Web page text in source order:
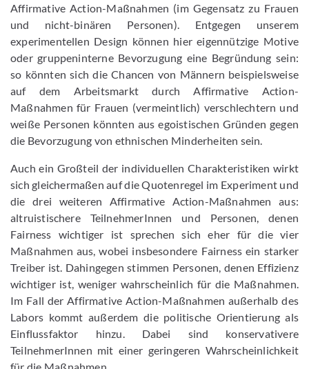
Affirmative Action-Maßnahmen (im Gegensatz zu Frauen
und nicht-binären Personen). Entgegen unserem
experimentellen Design können hier eigennützige Motive
oder gruppeninterne Bevorzugung eine Begründung sein:
so könnten sich die Chancen von Männern beispielsweise
auf dem Arbeitsmarkt durch Affirmative Action-
Maßnahmen für Frauen (vermeintlich) verschlechtern und
weiße Personen könnten aus egoistischen Gründen gegen
die Bevorzugung von ethnischen Minderheiten sein.
Auch ein Großteil der individuellen Charakteristiken wirkt
sich gleichermaßen auf die Quotenregel im Experiment und
die drei weiteren Affirmative Action-Maßnahmen aus:
altruistischere TeilnehmerInnen und Personen, denen
Fairness wichtiger ist sprechen sich eher für die vier
Maßnahmen aus, wobei insbesondere Fairness ein starker
Treiber ist. Dahingegen stimmen Personen, denen Effizienz
wichtiger ist, weniger wahrscheinlich für die Maßnahmen.
Im Fall der Affirmative Action-Maßnahmen außerhalb des
Labors kommt außerdem die politische Orientierung als
Einflussfaktor hinzu. Dabei sind konservativere
TeilnehmerInnen mit einer geringeren Wahrscheinlichkeit
für die Maßnahmen.